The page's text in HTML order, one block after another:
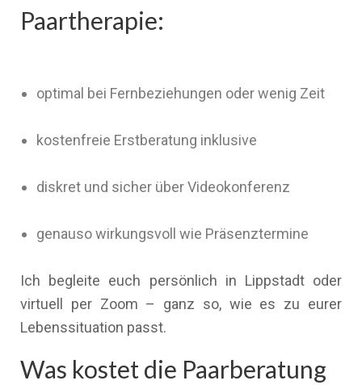
Paartherapie:
optimal bei Fernbeziehungen oder wenig Zeit
kostenfreie Erstberatung inklusive
diskret und sicher über Videokonferenz
genauso wirkungsvoll wie Präsenztermine
Ich begleite euch persönlich in Lippstadt oder
virtuell per Zoom – ganz so, wie es zu eurer
Lebenssituation passt.
Was kostet die Paarberatung